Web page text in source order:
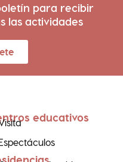
para recibir
las actividades
educativos